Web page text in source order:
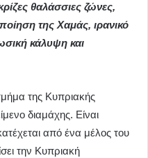
θαλάσσιες ζώνες,
της Χαμάς, ιρανικό
κάλυψη και
της Κυπριακής
διαμάχης. Είναι
από ένα μέλος του
την Κυπριακή